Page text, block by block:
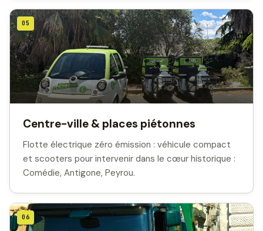
05
Centre-ville & places piétonnes
Flotte électrique zéro émission : véhicule compact
et scooters pour intervenir dans le cœur historique :
Comédie, Antigone, Peyrou.
06